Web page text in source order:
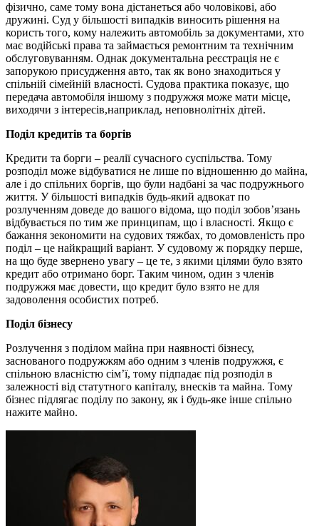
фізично, саме тому вона дістанеться або чоловікові, або
дружині. Суд у більшості випадків виносить рішення на
користь того, кому належить автомобіль за документами, хто
має водійські права та займається ремонтним та технічним
обслуговуванням. Однак документальна реєстрація не є
запорукою присудження авто, так як воно знаходиться у
спільній сімейній власності. Судова практика показує, що
передача автомобіля іншому з подружжя може мати місце,
виходячи з інтересів,наприклад, неповнолітніх дітей.
Поділ кредитів та боргів
Кредити та борги – реалії сучасного суспільства. Тому
розподіл може відбуватися не лише по відношенню до майна,
але і до спільних боргів, що були надбані за час подружнього
життя. У більшості випадків будь-який адвокат по
розлученням доведе до вашого відома, що поділ зобов’язань
відбувається по тим же принципам, що і власності. Якщо є
бажання зекономити на судових тяжбах, то домовленість про
поділ – це найкращий варіант. У судовому ж порядку перше,
на що буде звернено увагу – це те, з якими цілями було взято
кредит або отримано борг. Таким чином, один з членів
подружжя має довести, що кредит було взято не для
задоволення особистих потреб.
Поділ бізнесу
Розлучення з поділом майна при наявності бізнесу,
заснованого подружжям або одним з членів подружжя, є
спільною власністю сім’ї, тому підпадає під розподіл в
залежності від статутного капіталу, внесків та майна. Тому
бізнес підлягає поділу по закону, як і будь-яке інше спільно
нажите майно.